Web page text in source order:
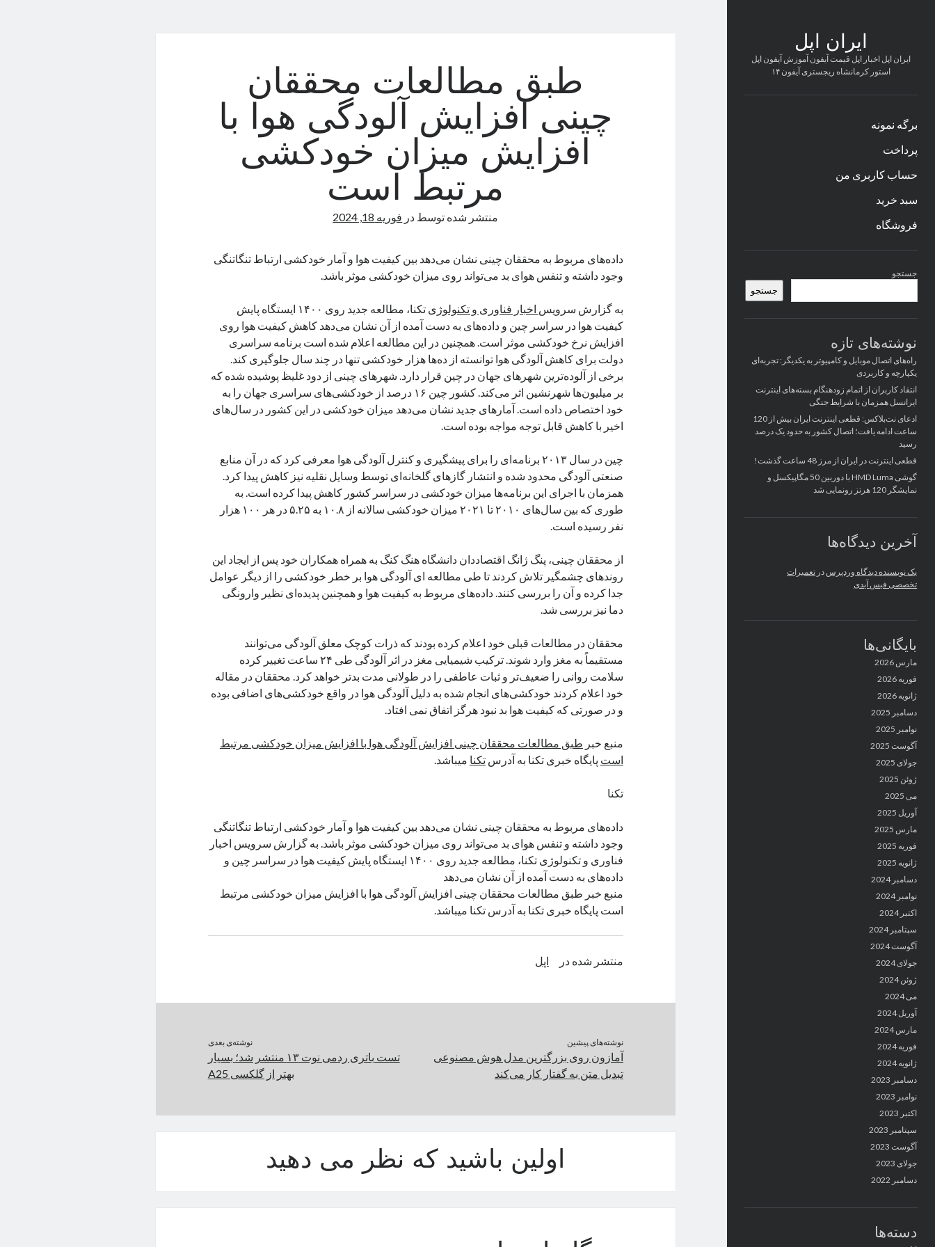
ایران اپل
ایران اپل اخبار اپل قیمت آیفون آموزش آیفون اپل
استور کرمانشاه ریجستری آیفون ۱۴
برگه نمونه
پرداخت
حساب کاربری من
سبد خرید
فروشگاه
کناری
جستجو
جستجو
نوشته‌های تازه
راه‌های اتصال موبایل و کامپیوتر به یکدیگر: تجربه‌ای
یکپارچه و کاربردی
انتقاد کاربران از اتمام زودهنگام بسته‌های اینترنت
ایرانسل همزمان با شرایط جنگی
ادعای نت‌بلاکس: قطعی اینترنت ایران بیش از 120
ساعت ادامه یافت؛ اتصال کشور به حدود یک درصد
رسید
قطعی اینترنت در ایران از مرز 48 ساعت گذشت!
گوشی HMD Luma با دوربین 50 مگاپیکسل و
نمایشگر 120 هرتز رونمایی شد
آخرین دیدگاه‌ها
یک نویسنده دیدگاه وردپرس در تعمیرات
تخصصی فیس آیدی
بایگانی‌ها
مارس 2026
فوریه 2026
ژانویه 2026
دسامبر 2025
نوامبر 2025
آگوست 2025
جولای 2025
ژوئن 2025
می 2025
آوریل 2025
مارس 2025
فوریه 2025
ژانویه 2025
دسامبر 2024
نوامبر 2024
اکتبر 2024
سپتامبر 2024
آگوست 2024
جولای 2024
ژوئن 2024
می 2024
آوریل 2024
مارس 2024
فوریه 2024
ژانویه 2024
دسامبر 2023
نوامبر 2023
اکتبر 2023
سپتامبر 2023
آگوست 2023
جولای 2023
دسامبر 2022
دسته‌ها
طبق مطالعات محققان
چینی افزایش آلودگی هوا با
افزایش میزان خودکشی
مرتبط است
منتشر شده توسط در فوریه 18, 2024
داده‌های مربوط به محققان چینی نشان می‌دهد بین کیفیت هوا و آمار خودکشی ارتباط تنگاتنگی
وجود داشته و تنفس هوای بد می‌تواند روی میزان خودکشی موثر باشد.
به گزارش سرویس اخبار فناوری و تکنولوژی
تکنا، مطالعه جدید روی ۱۴۰۰ ایستگاه پایش
کیفیت هوا در سراسر چین و داده‌های به دست آمده از آن نشان می‌دهد کاهش کیفیت هوا روی
افزایش نرخ خودکشی موثر است. همچنین در این مطالعه اعلام شده است برنامه سراسری
دولت برای کاهش آلودگی هوا توانسته از ده‌ها هزار خودکشی تنها در چند سال جلوگیری کند.
برخی از آلوده‌ترین شهرهای جهان در چین قرار دارد. شهرهای چینی از دود غلیظ پوشیده شده که
بر میلیون‌ها شهرنشین اثر می‌کند. کشور چین ۱۶ درصد از خودکشی‌های سراسری جهان را به
خود اختصاص داده است. آمارهای جدید نشان می‌دهد میزان خودکشی در این کشور در سال‌های
اخیر با کاهش قابل توجه مواجه بوده است.
چین در سال ۲۰۱۳ برنامه‌ای را برای پیشگیری و کنترل آلودگی هوا معرفی کرد که در آن منابع
صنعتی آلودگی محدود شده و انتشار گازهای گلخانه‌ای توسط وسایل نقلیه نیز کاهش پیدا کرد.
همزمان با اجرای این برنامه‌ها میزان خودکشی در سراسر کشور کاهش پیدا کرده است. به
طوری که بین سال‌های ۲۰۱۰ تا ۲۰۲۱ میزان خودکشی سالانه از ۱۰.۸ به ۵.۲۵ در هر ۱۰۰ هزار
نفر رسیده است.
از محققان چینی، پنگ ژانگ اقتصاددان دانشگاه هنگ کنگ به همراه همکاران خود پس از ایجاد این
روندهای چشمگیر تلاش کردند تا طی مطالعه ای آلودگی هوا بر خطر خودکشی را از دیگر عوامل‌
جدا کرده و آن را بررسی کنند. داده‌های مربوط به کیفیت هوا و همچنین پدیده‌ای نظیر وارونگی
دما نیز بررسی شد.
محققان در مطالعات قبلی خود اعلام کرده بودند که ذرات کوچک معلق آلودگی می‌توانند
مستقیماً به مغز وارد شوند. ترکیب شیمیایی مغز در اثر آلودگی طی ۲۴ ساعت تغییر کرده
سلامت روانی را ضعیف‌تر و ثبات عاطفی را در طولانی مدت بدتر خواهد کرد. محققان در مقاله
خود اعلام کردند خودکشی‌های انجام شده به دلیل آلودگی هوا در واقع خودکشی‌های اضافی بوده
و در صورتی که کیفیت هوا بد نبود هرگز اتفاق نمی افتاد.
منبع خبر طبق مطالعات محققان چینی افزایش آلودگی هوا با افزایش میزان خودکشی مرتبط
است پایگاه خبری تکنا به آدرستکنا میباشد.
تکنا
داده‌های مربوط به محققان چینی نشان می‌دهد بین کیفیت هوا و آمار خودکشی ارتباط تنگاتنگی
وجود داشته و تنفس هوای بد می‌تواند روی میزان خودکشی موثر باشد. به گزارش سرویس اخبار
فناوری و تکنولوژی تکنا، مطالعه جدید روی ۱۴۰۰ ایستگاه پایش کیفیت هوا در سراسر چین و
داده‌های به دست آمده از آن نشان می‌دهد
منبع خبر طبق مطالعات محققان چینی افزایش آلودگی هوا با افزایش میزان خودکشی مرتبط
است پایگاه خبری تکنا به آدرس تکنا میباشد.
منتشر شده در اپل
نوشته‌های پیشین
آمازون روی بزرگترین مدل هوش مصنوعی
تبدیل متن به گفتار کار می‌کند
نوشته‌ی بعدی
تست باتری ردمی نوت ۱۳ منتشر شد؛ بسیار
بهتر از گلکسی A25
اولین باشید که نظر می دهید